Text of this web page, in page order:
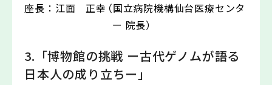
座長： 江面 正幸（国立病院機構仙台医療センタ
ー 院長）
3.「博物館の挑戦 ー古代ゲノムが語る
日本人の成り立ちー」